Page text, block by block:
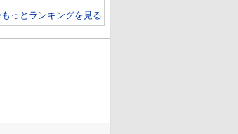
っとランキングを見る